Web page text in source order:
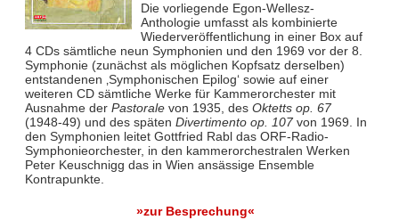
Die vorliegende Egon-Wellesz-
Anthologie umfasst als kombinierte
Wiederveröffentlichung in einer Box auf
4 CDs sämtliche neun Symphonien und den 1969 vor der 8.
Symphonie (zunächst als möglichen Kopfsatz derselben)
entstandenen ‚Symphonischen Epilog‘ sowie auf einer
weiteren CD sämtliche Werke für Kammerorchester mit
Ausnahme der Pastoralevon 1935, des Oktetts op. 67
(1948-49) und des späten Divertimento op. 107von 1969. In
den Symphonien leitet Gottfried Rabl das ORF-Radio-
Symphonieorchester, in den kammerorchestralen Werken
Peter Keuschnigg das in Wien ansässige Ensemble
Kontrapunkte.
»zur Besprechung«